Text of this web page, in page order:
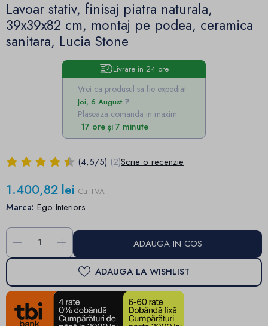
Lavoar stativ, finisaj piatra naturala,
39x39x82 cm, montaj pe podea, ceramica
sanitara, Lucia Stone
Livrare in 24 ore
Vrei ca produsul sa fie expediat
Joi, 6 August
Plaseaza comanda in maxim
17 ore și 7 minute
(4,5/5) (2)Scrie o recenzie
1.400,82 lei Cu TVA
Marca: Ego Interiors
- + ADAUGA IN COS
ADAUGA LA WISHLIST